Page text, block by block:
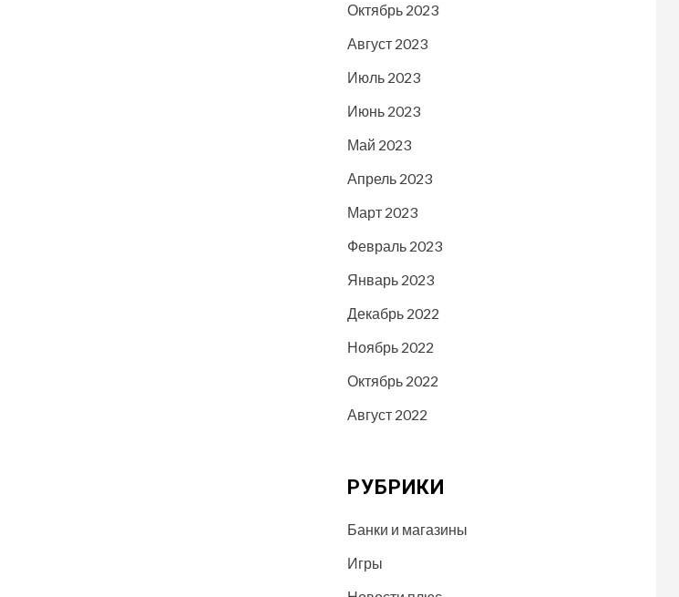
Октябрь 2023
Август 2023
Июль 2023
Июнь 2023
Май 2023
Апрель 2023
Март 2023
Февраль 2023
Январь 2023
Декабрь 2022
Ноябрь 2022
Октябрь 2022
Август 2022
РУБРИКИ
Банки и магазины
Игры